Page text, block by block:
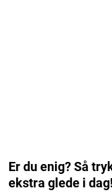
Er du enig? Så
ekstra glede i dag!